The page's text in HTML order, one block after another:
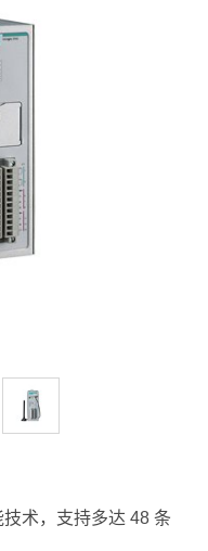
术，支持多达 48 条